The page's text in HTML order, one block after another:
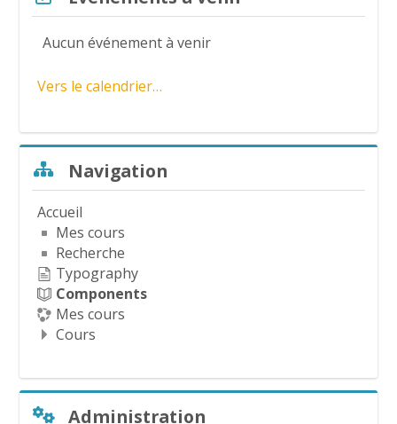
v
d
é
o
Aucun événement à venir
Vers le calendrier…
Passer Navigation
Navigation
Accueil
Mes cours
Recherche
Typography
Components
Mes cours
Cours
Passer Administration
Administration